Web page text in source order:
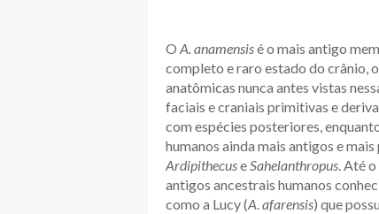
O A. anamensisé o mais antigo
completo e raro estado do crânio,
anatômicas nunca antes vistas
faciais e craniais primitivas e
com espécies posteriores,
humanos ainda mais antigos e
ArdipithecuseSahelanthropus. Até
antigos ancestrais humanos
como a Lucy (A. afarensis) que